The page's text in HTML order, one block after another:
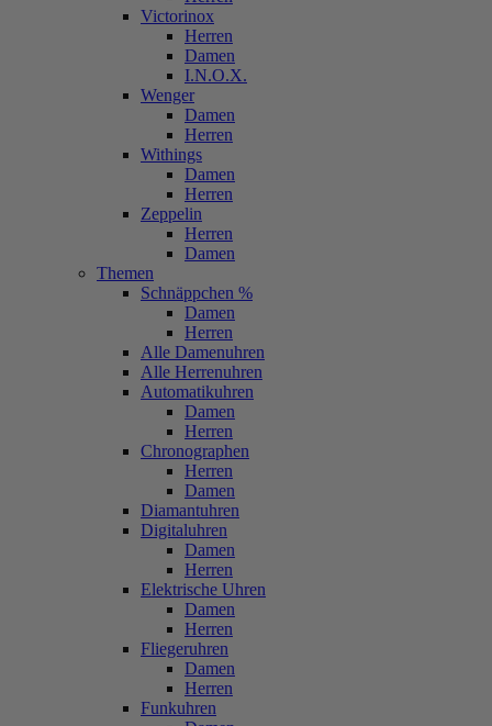
Victorinox
Herren
Damen
I.N.O.X.
Wenger
Damen
Herren
Withings
Damen
Herren
Zeppelin
Herren
Damen
Themen
Schnäppchen %
Damen
Herren
Alle Damenuhren
Alle Herrenuhren
Automatikuhren
Damen
Herren
Chronographen
Herren
Damen
Diamantuhren
Digitaluhren
Damen
Herren
Elektrische Uhren
Damen
Herren
Fliegeruhren
Damen
Herren
Funkuhren